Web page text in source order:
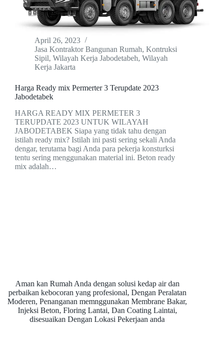
April 26, 2023
Jasa Kontraktor Bangunan Rumah, Kontruksi
Sipil, Wilayah Kerja Jabodetabeh, Wilayah
Kerja Jakarta
Harga Ready mix Permerter 3 Terupdate 2023
Jabodetabek
HARGA READY MIX PERMETER 3
TERUPDATE 2023 UNTUK WILAYAH
JABODETABEK Siapa yang tidak tahu dengan
istilah ready mix? Istilah ini pasti sering sekali Anda
dengar, terutama bagi Anda para pekerja konsturksi
tentu sering menggunakan material ini. Beton ready
mix adalah…
Aman kan Rumah Anda dengan solusi kedap air dan
perbaikan kebocoran yang profesional, Dengan Peralatan
Moderen, Penanganan memnggunakan Membrane Bakar,
Injeksi Beton, Floring Lantai, Dan Coating Laintai,
disesuaikan Dengan Lokasi Pekerjaan anda